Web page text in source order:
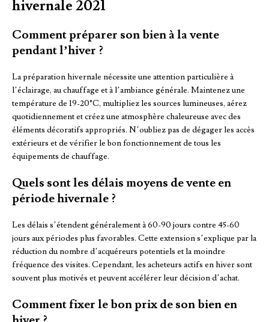
hivernale 2021
Comment préparer son bien à la vente
pendant l’hiver ?
La préparation hivernale nécessite une attention particulière à
l’éclairage, au chauffage et à l’ambiance générale. Maintenez une
température de 19-20°C, multipliez les sources lumineuses, aérez
quotidiennement et créez une atmosphère chaleureuse avec des
éléments décoratifs appropriés. N’oubliez pas de dégager les accès
extérieurs et de vérifier le bon fonctionnement de tous les
équipements de chauffage.
Quels sont les délais moyens de vente en
période hivernale ?
Les délais s’étendent généralement à 60-90 jours contre 45-60
jours aux périodes plus favorables. Cette extension s’explique par la
réduction du nombre d’acquéreurs potentiels et la moindre
fréquence des visites. Cependant, les acheteurs actifs en hiver sont
souvent plus motivés et peuvent accélérer leur décision d’achat.
Comment fixer le bon prix de son bien en